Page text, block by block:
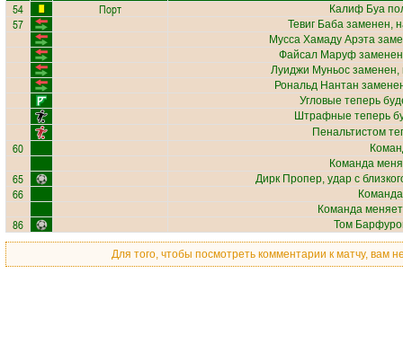
54 Порт Калиф Буа
57 Тевиг Бабазаменен,
Мусса Хамаду Арэта
Файсал Маруф
Луиджи Муньос заменен,
Рональд Нантан
Угловые теперь
Штрафные теперь
Пенальтистом
60
Команда
65 Дирк Пропер, удар с
66
Команда
86 Том
Для того, чтобы посмотреть комментарии к матчу, вам